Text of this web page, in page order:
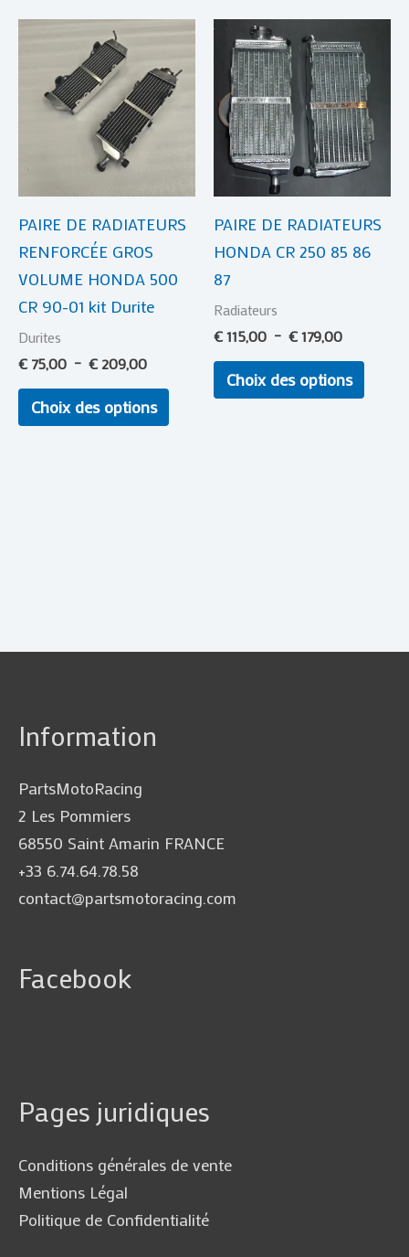
PAIRE DE RADIATEURS
RENFORCÉE GROS
VOLUME HONDA 500
CR 90-01 kit Durite
Durites
€ 75,00 – € 209,00
Plage
prix :
€ 75,00
à
€ 209,00
Choix des options
Ce
a
plusieurs
variations.
options
peuvent
choisies
du
PAIRE DE RADIATEURS
HONDA CR 250 85 86
87
Radiateurs
€115,00 – €179,00
de
prix :
€ 115,00
à
€ 179,00
Choix des options
a
Les
être
page
Information
PartsMotoRacing
2 Les Pommiers
68550 Saint Amarin FRANCE
+33 6.74.64.78.58
contact@partsmotoracing.com
Facebook
Pages juridiques
Conditions générales de vente
Mentions Légal
Politique de Confidentialité